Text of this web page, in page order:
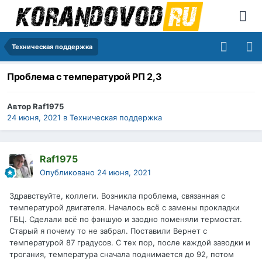
Техническая поддержка
Проблема с температурой РП 2,3
АвторRaf1975
24 июня, 2021 в Техническая поддержка
Raf1975
Опубликовано 24 июня, 2021
Здравствуйте, коллеги. Возникла проблема, связанная с
температурой двигателя. Началось всё с замены прокладки
ГБЦ. Сделали всё по фэншую и заодно поменяли термостат.
Старый я почему то не забрал. Поставили Вернет с
температурой 87 градусов. С тех пор, после каждой заводки и
трогания, температура сначала поднимается до 92, потом